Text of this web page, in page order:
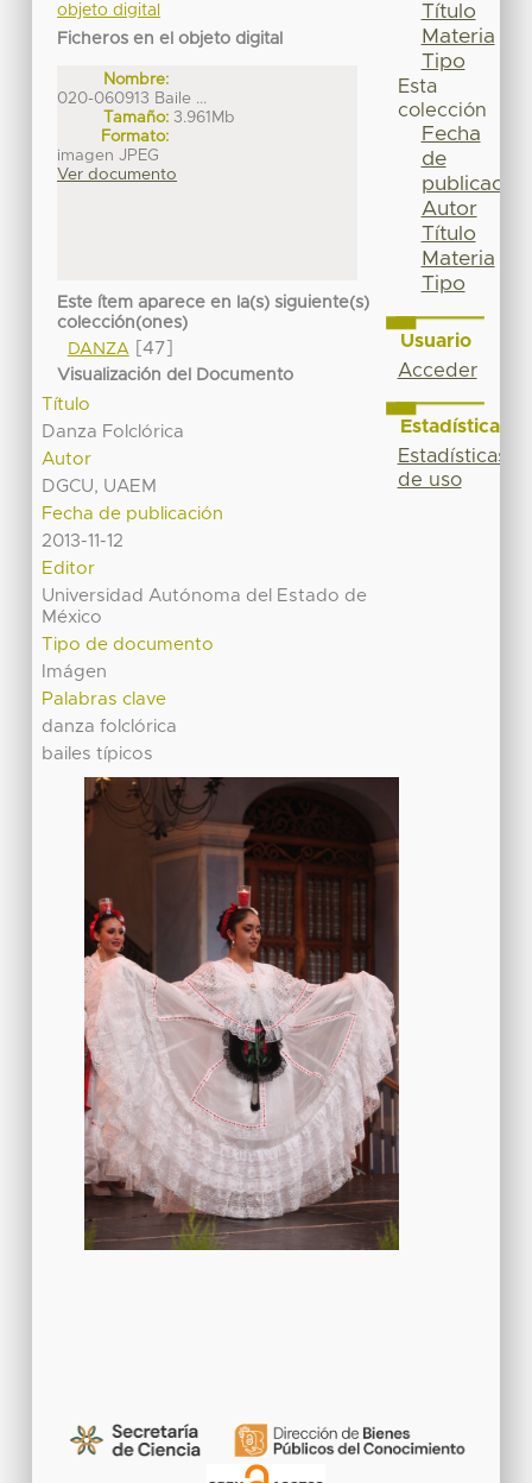
objeto digital
Ficheros en el objeto digital
Nombre:
020-060913 Baile ...
Tamaño: 3.961Mb
Formato:
imagen JPEG
Ver documento
Este ítem aparece en la(s) siguiente(s)
colección(ones)
DANZA[47]
Visualización del Documento
Título
Danza Folclórica
Autor
DGCU, UAEM
Fecha de publicación
2013-11-12
Editor
Universidad Autónoma del Estado de
México
Tipo de documento
Imágen
Palabras clave
danza folclórica
bailes típicos
Título
Materia
Tipo
Esta
colección
Fecha
de
publicación
Autor
Título
Materia
Tipo
Usuario
Acceder
Estadísticas
Estadísticas
de uso